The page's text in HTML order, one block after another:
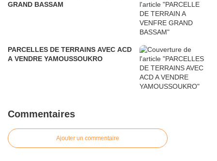
GRAND BASSAM
PARCELLES DE TERRAINS AVEC ACD
A VENDRE YAMOUSSOUKRO
Commentaires
Ajouter un commentaire